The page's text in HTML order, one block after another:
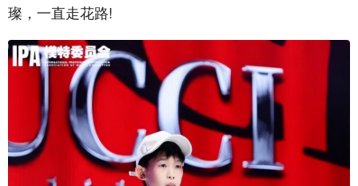
璨，一直走花路!